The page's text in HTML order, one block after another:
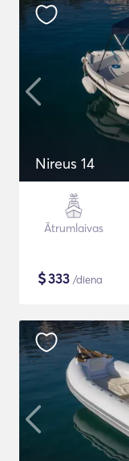
Nireus 14
Ātrumlaivas
$333 /diena